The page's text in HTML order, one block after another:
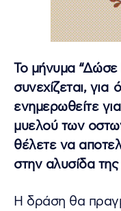
Το μήνυμα
συνεχίζεται,
ενημερωθείτε
μυελού των
θέλετε να
στην αλυσίδα
Η δράση θα